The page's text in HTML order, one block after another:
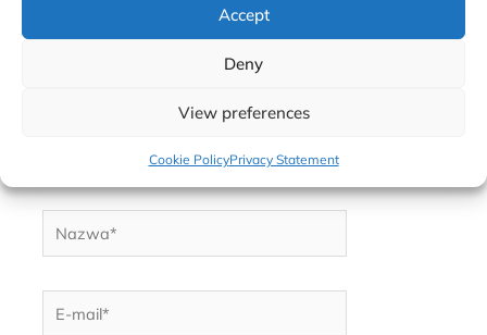
Accept
Deny
View preferences
Cookie PolicyPrivacy Statement
mail*